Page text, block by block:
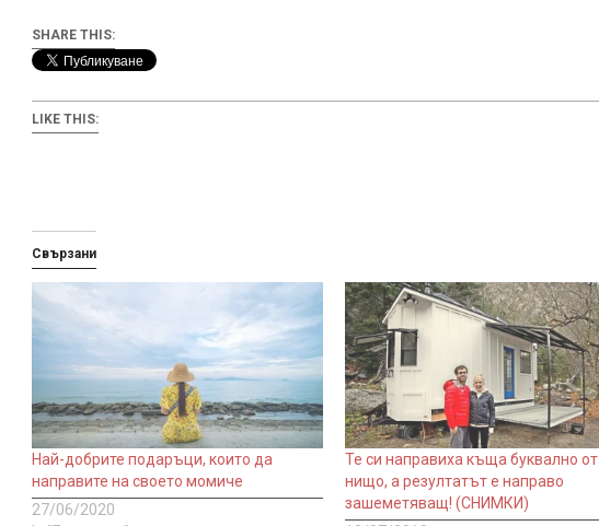
SHARE THIS:
LIKE THIS:
Свързани
Най-добрите подаръци, които да
направите на своето момиче
27/06/2020
Те си направиха къща буквално от
нищо, а резултатът е направо
зашеметяващ! (СНИМКИ)